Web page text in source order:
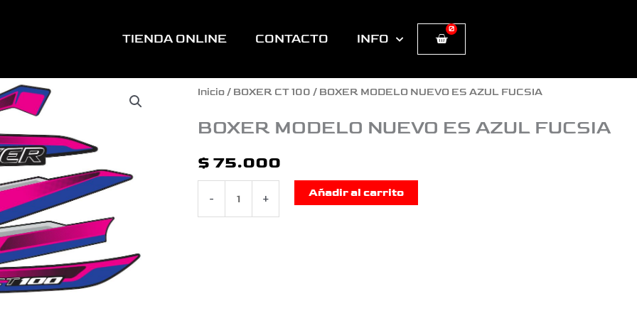
TIENDA ONLINE CONTACTO INFO
0
Cart
Inicio/ BOXER CT 100 / BOXER MODELO NUEVO ES AZUL FUCSIA
BOXER MODELO NUEVO ES AZUL FUCSIA
$ 75.000
-
BOXER
MODELO
ES
+ Añadir al carrito